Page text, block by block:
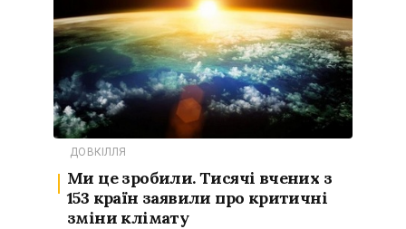
ДОВКІЛЛЯ
Ми це зробили. Тисячі вчених з
153 країн заявили про критичні
зміни клімату